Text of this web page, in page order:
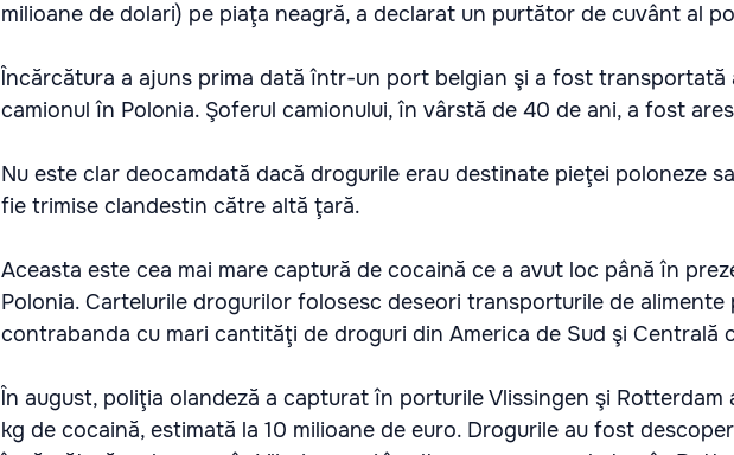
milioane de dolari) pe piaţa neagră, a declarat un purtător de cuvânt al
Încărcătura a ajuns prima dată într-un port belgian şi a fost transportată
camionul în Polonia. Şoferul camionului, în vârstă de 40 de ani, a fost
Nu este clar deocamdată dacă drogurile erau destinate pieţei poloneze
fie trimise clandestin către altă ţară.
Aceasta este cea mai mare captură de cocaină ce a avut loc până în
Polonia. Cartelurile drogurilor folosesc deseori transporturile de alimente
contrabanda cu mari cantităţi de droguri din America de Sud şi Centrală
În august, poliţia olandeză a capturat în porturile Vlissingen şi Rotterdam
kg de cocaină, estimată la 10 milioane de euro. Drogurile au fost